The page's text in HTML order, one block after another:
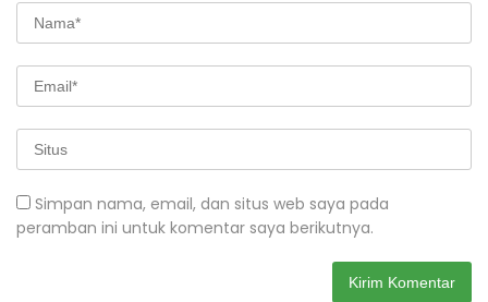
Simpan nama, email, dan situs web saya pada
peramban ini untuk komentar saya berikutnya.